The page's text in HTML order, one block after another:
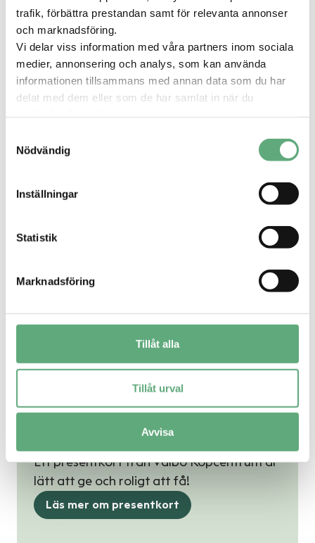
trafik, förbättra prestandan samt för relevanta annonser
och marknadsföring.
Vi delar viss information med våra partners inom sociala
medier, annonsering och analys, som kan använda
informationen tillsammans med annan data som du har
delat med dem eller som de har samlat in när du
Nödvändig
Inställningar
Statistik
Marknadsföring
Tillåt alla
Tillåt urval
Avvisa
Presentkort
Ett presentkort från Valbo Köpcentrum är
lätt att ge och roligt att få!
Läs mer om presentkort